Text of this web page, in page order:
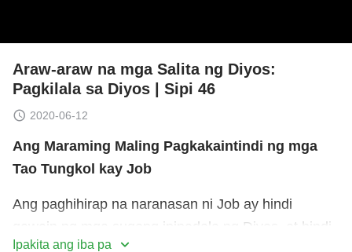
Araw-araw na mga Salita ng Diyos:
Pagkilala sa Diyos | Sipi 46
2020-06-12
Ang Maraming Maling Pagkakaintindi ng mga
Tao Tungkol kay Job
Ang paghihirap na naranasan ni Job ay hindi
gawain ng mga sugong ipinadala ng Diyos, at hindi
Ipakita ang iba pa